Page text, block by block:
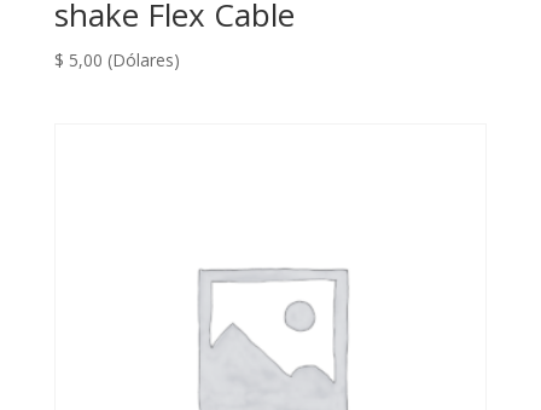
shake Flex Cable
$ 5,00 (Dólares)